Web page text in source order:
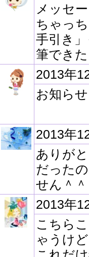
メッセ
ちゃっ
手引き
筆でき
2013年
お知ら
2013年
ありが
だった
せん＾
2013年
こちら
ゃうけ